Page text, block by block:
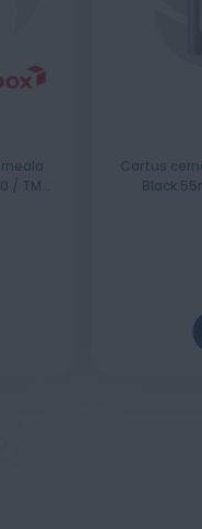
/ TM-
Cartus
Black